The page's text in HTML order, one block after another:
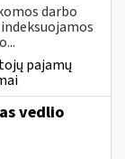
darbo
pajamų
vedlio